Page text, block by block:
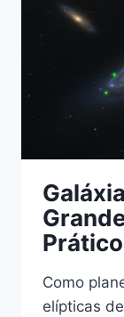
Como
elípticas